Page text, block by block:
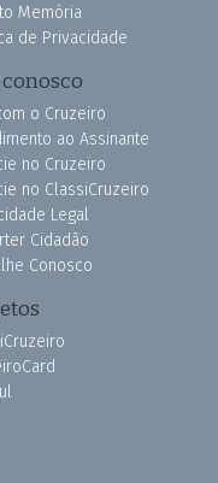
Memória
de Privacidade
conosco
o Cruzeiro
ao Assinante
no Cruzeiro
no ClassiCruzeiro
Legal
Cidadão
Conosco